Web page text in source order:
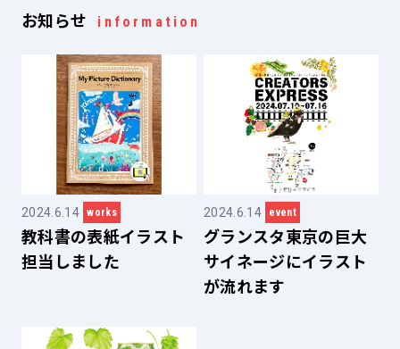
お知らせ information
2024.6.14 works
教科書の表紙イラスト
担当しました
2024.6.14 event
グランスタ東京の巨大
サイネージにイラスト
が流れます